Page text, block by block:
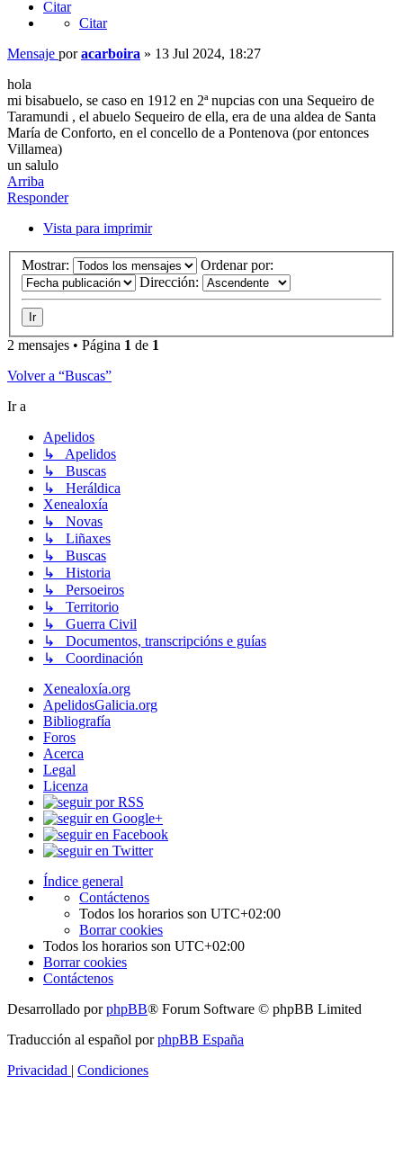
Citar
Citar
Mensaje poracarboira » 13 Jul 2024, 18:27
hola
mi bisabuelo, se caso en 1912 en 2ª nupcias con una Sequeiro de
Taramundi , el abuelo Sequeiro de ella, era de una aldea de Santa
María de Conforto, en el concello de a Pontenova (por entonces
Villamea)
un salulo
Arriba
Responder
Vista para imprimir
Mostrar:
Ordenar por:
Dirección:
2 mensajes • Página 1 de 1
Volver a “Buscas”
Ir a
Apelidos
↳ Apelidos
↳ Buscas
↳ Heráldica
Xenealoxía
↳ Novas
↳ Liñaxes
↳ Buscas
↳ Historia
↳ Persoeiros
↳ Territorio
↳ Guerra Civil
↳ Documentos, transcripcións e guías
↳ Coordinación
Xenealoxía.org
ApelidosGalicia.org
Bibliografía
Foros
Acerca
Legal
Licenza
Índice general
Contáctenos
Todos los horarios son UTC+02:00
Borrar cookies
Todos los horarios son UTC+02:00
Borrar cookies
Contáctenos
Desarrollado porphpBB® Forum Software © phpBB Limited
Traducción al español porphpBB España
Privacidad | Condiciones